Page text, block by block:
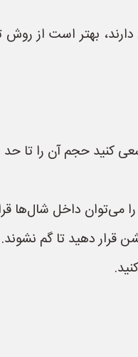
بهتر است از روش
کنید حجم آن را تا حد
می‌توان داخل شال‌ها
دهید تا گم نشوند.